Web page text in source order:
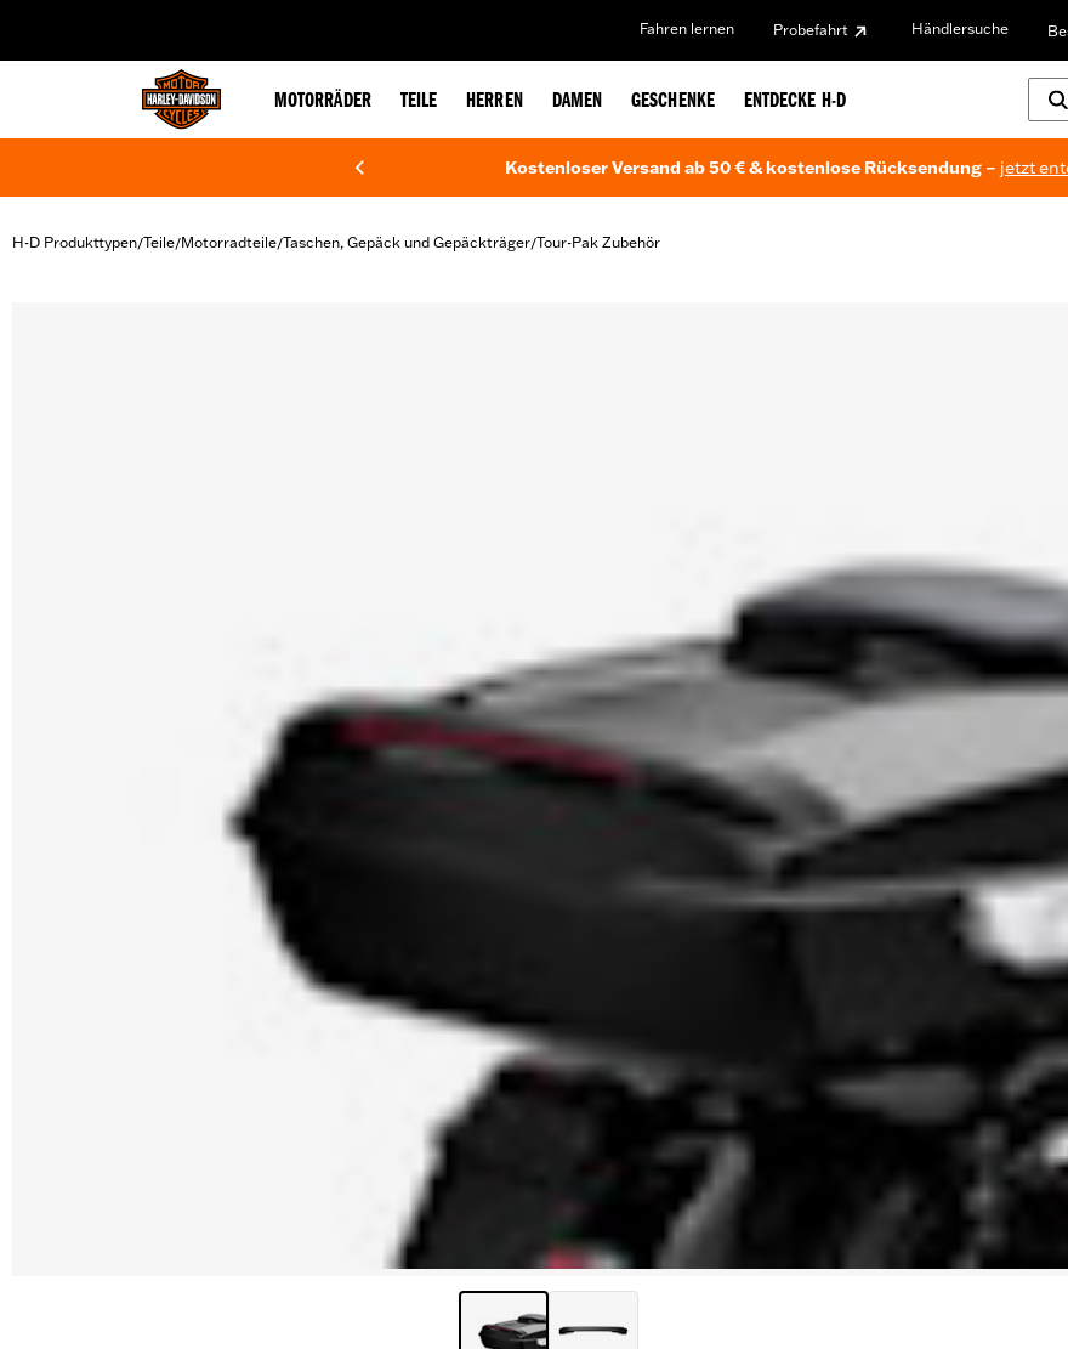
Fahren lernen Probefahrt Händlersuche
MOTORRÄDER TEILE HERREN DAMEN GESCHENKE ENTDECKE H-D
Kostenloser Versand ab 50 € & kostenlose Rücksendung – jetzt
H-D Produkttypen/Teile/Motorradteile/Taschen, Gepäck und Gepäckträger/Tour-Pak Zubehör